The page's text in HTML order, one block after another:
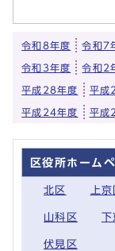
令和8年度 令和7
令和3年度 令和2
平成28年度 平成
平成24年度 平成
区役所ホーム
北区 上京
山科区
伏見区